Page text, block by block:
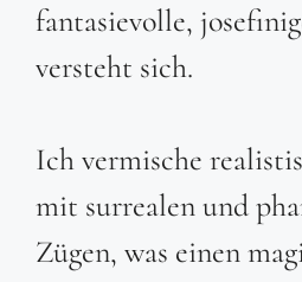
fantasievolle,
versteht sich.
Ich vermische
mit surrealen und
Zügen, was einen